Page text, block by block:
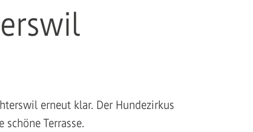
erneut klar. Der Hundezirkus
Terrasse.